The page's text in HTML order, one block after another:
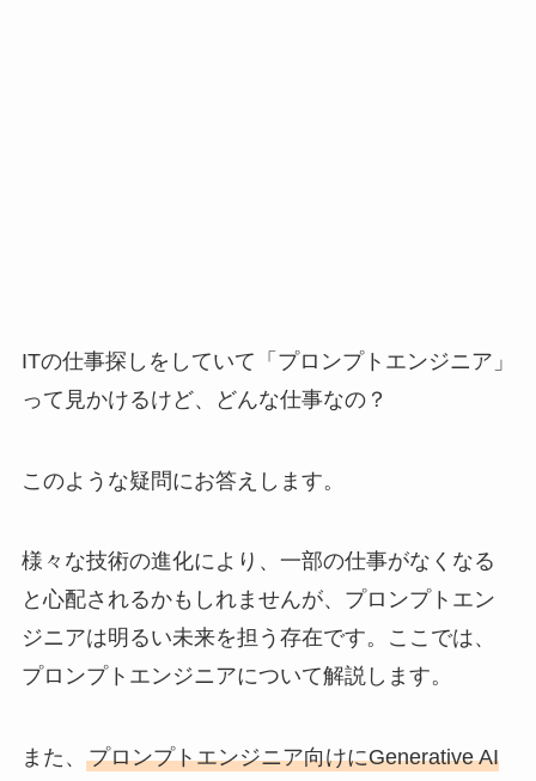
ITの仕事探しをしていて「プロンプトエンジニア」
って見かけるけど、どんな仕事なの？
このような疑問にお答えします。
様々な技術の進化により、一部の仕事がなくなる
と心配されるかもしれませんが、プロンプトエン
ジニアは明るい未来を担う存在です。ここでは、
プロンプトエンジニアについて解説します。
また、 プロンプトエンジニア向けにGenerative AI